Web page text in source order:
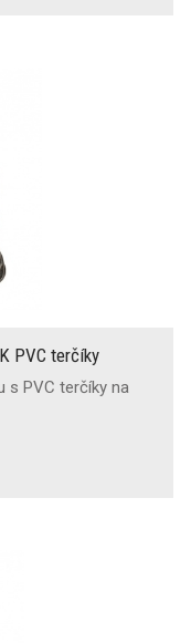
PVC terčíky
s PVC terčíky na